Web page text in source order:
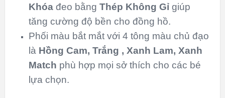
Khóađeo bằng Thép Không Gỉgiúp
tăng cường độ bền cho đồng hồ.
Phối màu bắt mắt với 4 tông màu chủ đạo
là Hồng Cam, Trắng , Xanh Lam, Xanh
Match phù hợp mọi sở thích cho các bé
lựa chọn.